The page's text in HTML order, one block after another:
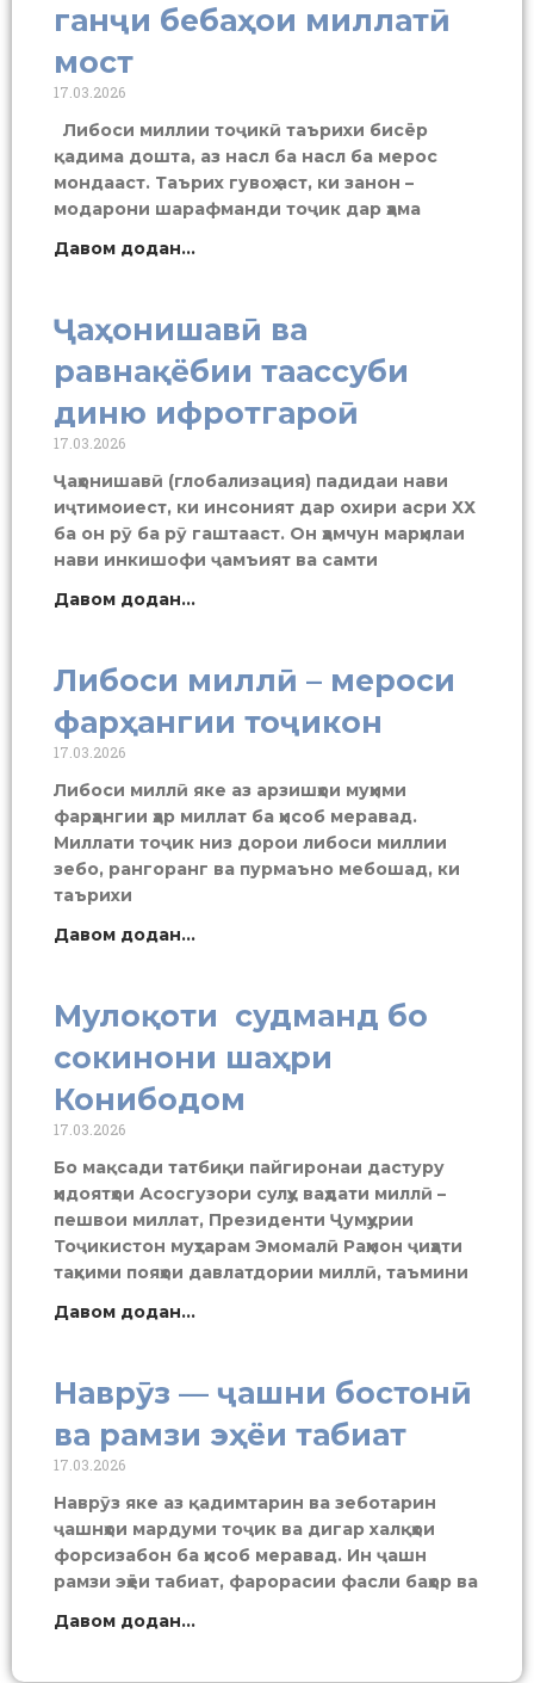
ганҷи бебаҳои миллатӣ
мост
17.03.2026
Либоси миллии тоҷикӣ таърихи бисёр
қадима дошта, аз насл ба насл ба мерос
мондааст. Таърих гувоҳ аст, ки занон –
модарони шарафманди тоҷик дар ҳама
Давом додан...
Ҷаҳонишавӣ ва
равнақёбии таассуби
диню ифротгароӣ
17.03.2026
Ҷаҳонишавӣ (глобализация) падидаи нави
иҷтимоиест, ки инсоният дар охири асри ХХ
ба он рӯ ба рӯ гаштааст. Он ҳамчун марҳилаи
нави инкишофи ҷамъият ва самти
Давом додан...
Либоси миллӣ – мероси
фарҳангии тоҷикон
17.03.2026
Либоси миллӣ яке аз арзишҳои муҳими
фарҳангии ҳар миллат ба ҳисоб меравад.
Миллати тоҷик низ дорои либоси миллии
зебо, рангоранг ва пурмаъно мебошад, ки
таърихи
Давом додан...
Мулоқоти судманд бо
сокинони шаҳри
Конибодом
17.03.2026
Бо мақсади татбиқи пайгиронаи дастуру
ҳидоятҳои Асосгузори сулҳу ваҳдати миллӣ –
пешвои миллат, Президенти Ҷумҳурии
Тоҷикистон муҳтарам Эмомалӣ Раҳмон ҷиҳати
таҳкими пояҳои давлатдории миллӣ, таъмини
Давом додан...
Наврӯз — ҷашни бостонӣ
ва рамзи эҳёи табиат
17.03.2026
Наврӯз яке аз қадимтарин ва зеботарин
ҷашнҳои мардуми тоҷик ва дигар халқҳои
форсизабон ба ҳисоб меравад. Ин ҷашн
рамзи эҳёи табиат, фарорасии фасли баҳор ва
Давом додан...